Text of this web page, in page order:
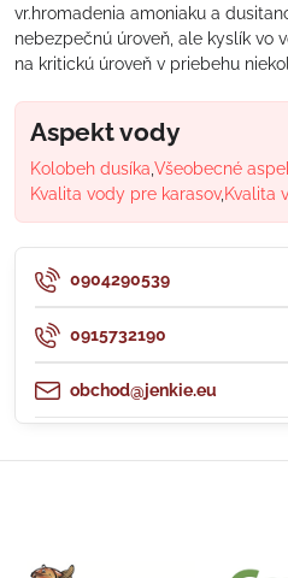
vr.hromadenia amoniaku a
nebezpečnú úroveň, ale kyslík vo
na kritickú úroveň v priebehu
Aspekt vody
Kolobeh dusíka Všeobecné
Kvalita vody pre karasov Kvalita
0904290539
0915732190
obchod@jenkie.eu